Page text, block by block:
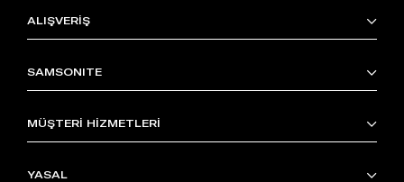
ALIŞVERİŞ
SAMSONITE
MÜŞTERİ HİZMETLERİ
YASAL